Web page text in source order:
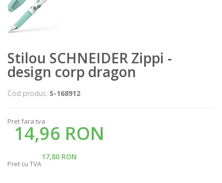
Stilou SCHNEIDER Zippi -
design corp dragon
Cod produs: S-168912
Pret fara tva
14,96 RON
17,80 RON
Pret cu TVA